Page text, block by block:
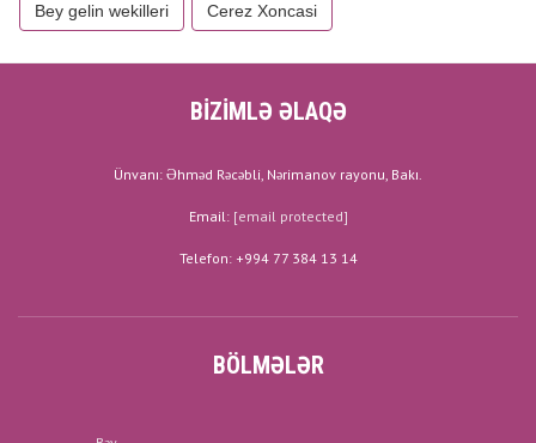
Bey gelin wekilleri Cerez Xoncasi
BİZİMLƏ ƏLAQƏ
Ünvanı: Əhməd Rəcəbli, Nərimanov rayonu, Bakı.
Email: [email protected]
Telefon: +994 77 384 13 14
BÖLMƏLƏR